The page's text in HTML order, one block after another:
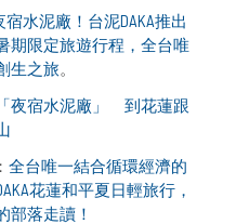
宿水泥廠！台泥DAKA推出
期限定旅遊行程，全台唯
生之旅。
夜宿水泥廠」 到花蓮跟
全台唯一結合循環經濟的
花蓮和平夏日輕旅行，
部落走讀！